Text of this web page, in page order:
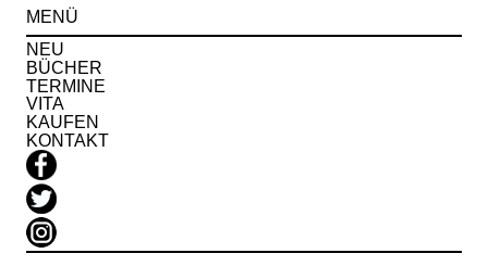
MENÜ
NEU
BÜCHER
TERMINE
VITA
KAUFEN
KONTAKT